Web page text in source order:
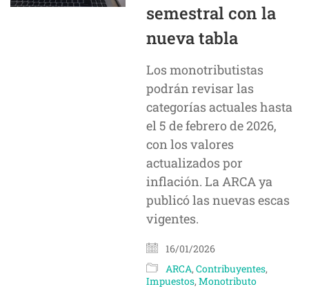
semestral con la
nueva tabla
Los monotributistas
podrán revisar las
categorías actuales hasta
el 5 de febrero de 2026,
con los valores
actualizados por
inflación. La ARCA ya
publicó las nuevas escas
vigentes.
16/01/2026
ARCA,Contribuyentes,
Impuestos,Monotributo